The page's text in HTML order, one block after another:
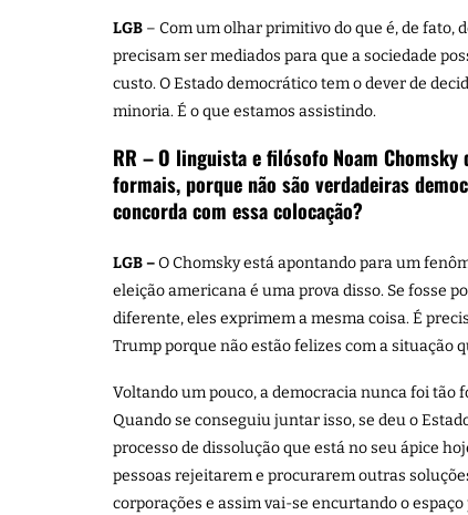
LGB – Com um olhar primitivo do que é, de fato,
precisam ser mediados para que a sociedade
custo. O Estado democrático tem o dever de
minoria. É o que estamos assistindo.
RR –O linguista e filósofo Noam
formais, porque não são verdadeiras
concorda com essa colocação?
LGB –O Chomsky está apontando para um
eleição americana é uma prova disso. Se fosse
diferente, eles exprimem a mesma coisa. É
Trump porque não estão felizes com a situação
Voltando um pouco, a democracia nunca foi tão
Quando se conseguiu juntar isso, se deu o
processo de dissolução que está no seu ápice
pessoas rejeitarem e procurarem outras
corporações e assim vai-se encurtando o